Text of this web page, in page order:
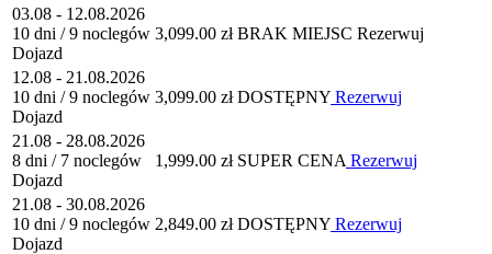
03.08 - 12.08.2026
10 dni / 9 noclegów
Dojazd
3,099.00 zł BRAK MIEJSC Rezerwuj
12.08 - 21.08.2026
10 dni / 9 noclegów
Dojazd
3,099.00 zł DOSTĘPNY Rezerwuj
21.08 - 28.08.2026
8 dni / 7 noclegów
Dojazd
1,999.00 zł SUPER CENA Rezerwuj
21.08 - 30.08.2026
10 dni / 9 noclegów
Dojazd
2,849.00 zł DOSTĘPNY Rezerwuj